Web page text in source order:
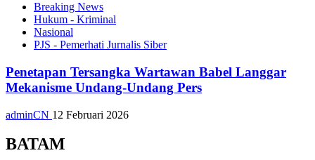
Breaking News
Hukum - Kriminal
Nasional
PJS - Pemerhati Jurnalis Siber
Penetapan Tersangka Wartawan Babel Langgar
Mekanisme Undang-Undang Pers
adminCN 12 Februari 2026
BATAM